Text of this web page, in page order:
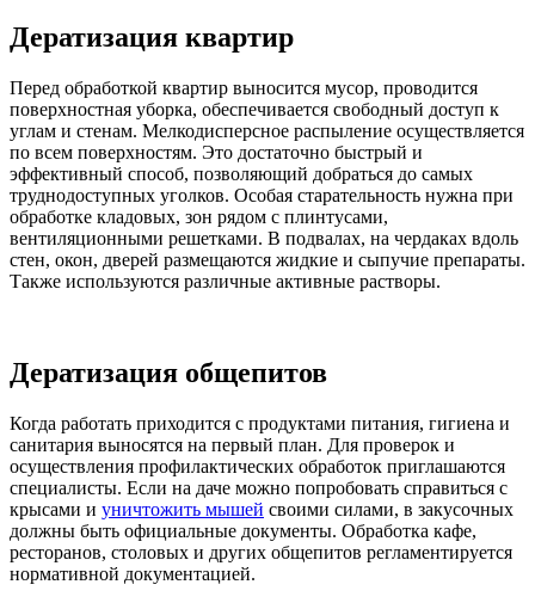
Дератизация квартир
Перед обработкой квартир выносится мусор, проводится
поверхностная уборка, обеспечивается свободный доступ к
углам и стенам. Мелкодисперсное распыление осуществляется
по всем поверхностям. Это достаточно быстрый и
эффективный способ, позволяющий добраться до самых
труднодоступных уголков. Особая старательность нужна при
обработке кладовых, зон рядом с плинтусами,
вентиляционными решетками. В подвалах, на чердаках вдоль
стен, окон, дверей размещаются жидкие и сыпучие препараты.
Также используются различные активные растворы.
Дератизация общепитов
Когда работать приходится с продуктами питания, гигиена и
санитария выносятся на первый план. Для проверок и
осуществления профилактических обработок приглашаются
специалисты. Если на даче можно попробовать справиться с
крысами и уничтожить мышей своими силами, в закусочных
должны быть официальные документы. Обработка кафе,
ресторанов, столовых и других общепитов регламентируется
нормативной документацией.